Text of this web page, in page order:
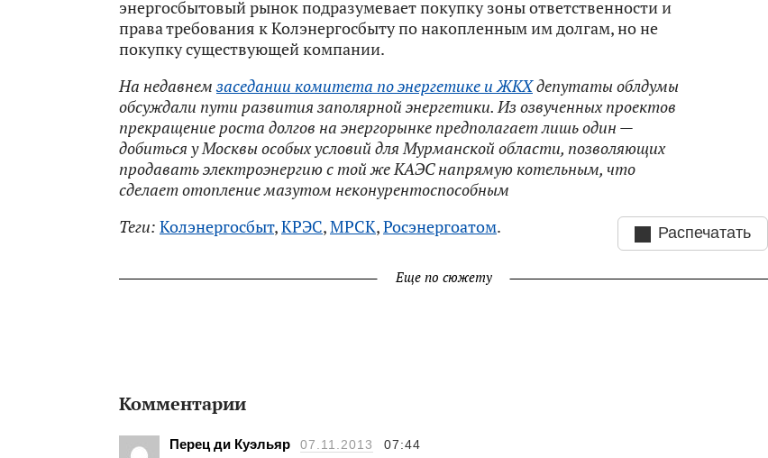
энергосбытовый рынок подразумевает покупку зоны ответственности и
права требования к Колэнергосбыту по накопленным им долгам, но не
покупку существующей компании.
На недавнемзаседании комитета по энергетике и ЖКХдепутаты облдумы
обсуждали пути развития заполярной энергетики. Из озвученных проектов
прекращение роста долгов на энергорынке предполагает лишь один —
добиться у Москвы особых условий для Мурманской области, позволяющих
продавать электроэнергию с той же КАЭС напрямую котельным, что
сделает отопление мазутом неконурентоспособным
Распечатать
Теги: Колэнергосбыт,КРЭС,МРСК,Росэнергоатом.
Еще по сюжету
Комментарии
Перец ди Куэльяр 07.11.2013 07:44